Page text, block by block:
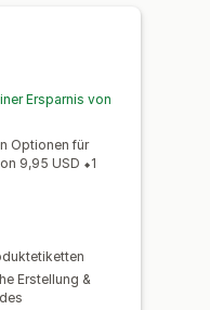
Ersparnis von
Optionen für
9,95 USD ⬥1
Erstellung &